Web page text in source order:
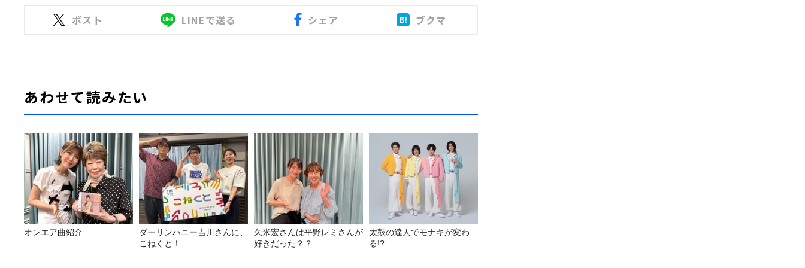
ポスト LINEで送る シェア ブクマ
あわせて読みたい
オンエア曲紹介
ダーリンハニー吉川さんに、
こねくと！
久米宏さんは平野レミさんが
好きだった？？
太鼓の達人でモナキが変わ
る!?